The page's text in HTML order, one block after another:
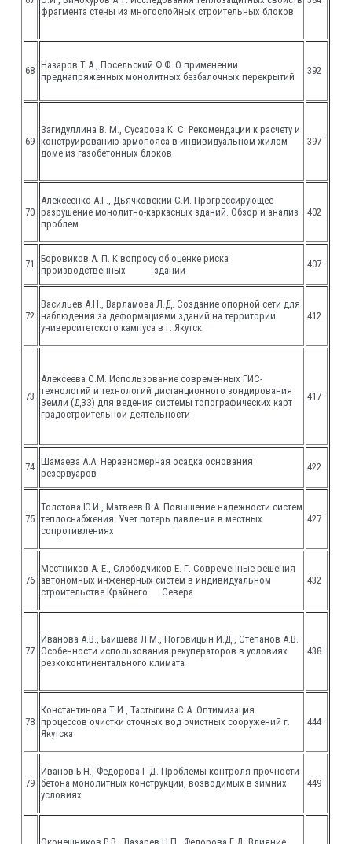
фрагмента стены из многослойных строительных блоков
68 Назаров Т.А., Посельский Ф.Ф. О применении
преднапряженных монолитных безбалочных перекрытий
392
69
Загидуллина В. М., Сусарова К. С. Рекомендации к расчету и
конструированию армопояса в индивидуальном жилом
доме из газобетонных блоков
397
70
Алексеенко А.Г., Дьячковский С.И. Прогрессирующее
разрушение монолитно-каркасных зданий. Обзор и анализ
проблем
402
71
Боровиков А. П. К вопросу об оценке риска
производственных зданий
407
72
Васильев А.Н., Варламова Л.Д. Создание опорной сети для
наблюдения за деформациями зданий на территории
университетского кампуса в г. Якутск
412
73
Алексеева С.М. Использование современных ГИС-
технологий и технологий дистанционного зондирования
Земли (ДЗЗ) для ведения системы топографических карт
градостроительной деятельности
417
74 Шамаева А.А. Неравномерная осадка основания
резервуаров
422
75
Толстова Ю.И., Матвеев В.А. Повышение надежности систем
теплоснабжения. Учет потерь давления в местных
сопротивлениях
427
76
Местников А. Е., Слободчиков Е. Г. Современные решения
автономных инженерных систем в индивидуальном
строительстве Крайнего Севера
432
77
Иванова А.В., Баишева Л.М., Ноговицын И.Д., Степанов А.В.
Особенности использования рекуператоров в условиях
резкоконтинентального климата
438
78
Константинова Т.И., Тастыгина С.А. Оптимизация
процессов очистки сточных вод очистных сооружений г.
Якутска
444
79
Иванов Б.Н., Федорова Г.Д. Проблемы контроля прочности
бетона монолитных конструкций, возводимых в зимних
условиях
449